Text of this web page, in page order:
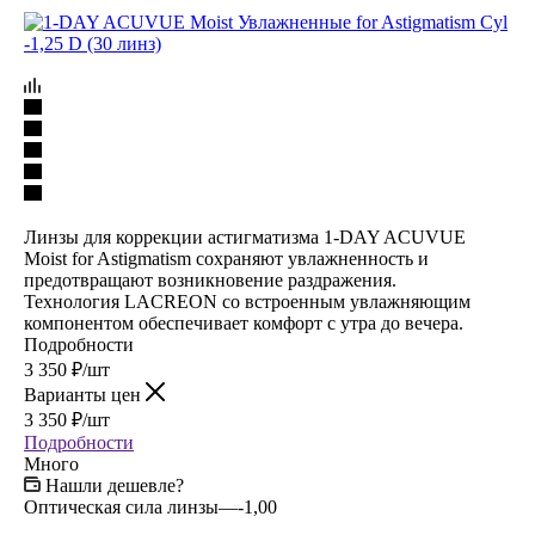
Линзы для коррекции астигматизма 1-DAY ACUVUE
Moist for Astigmatism сохраняют увлажненность и
предотвращают возникновение раздражения.
Технология LACREON со встроенным увлажняющим
компонентом обеспечивает комфорт с утра до вечера.
Подробности
3 350 ₽/шт
Варианты цен
3 350 ₽/шт
Подробности
Много
Нашли дешевле?
Оптическая сила линзы—-1,00